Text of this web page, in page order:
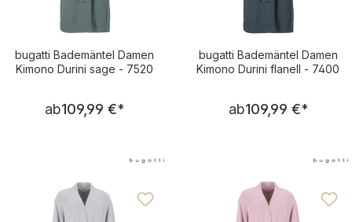
bugatti Bademäntel Damen
Kimono Durini sage - 7520
Regulärer Preis:
ab109,99 €*
bugatti Bademäntel Damen
Kimono Durini flanell - 7400
Regulärer
ab109,99 €*